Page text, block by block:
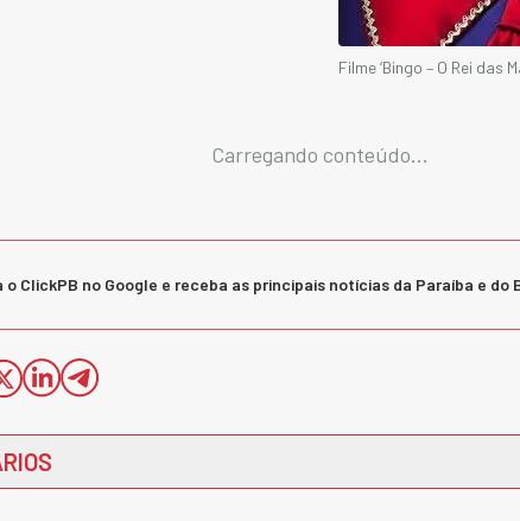
Filme ‘Bingo – O Rei
Carregando conteúdo...
o ClickPB no Google e receba as principais notícias da Paraíba e do